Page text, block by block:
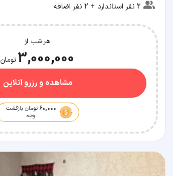
2 نفر استاندارد + 2 نفر اضافه
هر شب از
3,000,000 تومان
مشاهده و رزرو آنلاین
60,000 تومان بازگشت
وجه